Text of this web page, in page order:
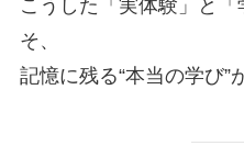
こうした「実体験」と
そ、
記憶に残る“本当の学び”